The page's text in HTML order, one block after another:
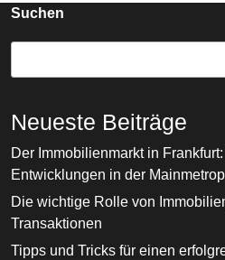
Suchen
Neueste Beiträge
Der Immobilienmarkt in
Entwicklungen in der
Die wichtige Rolle von
Transaktionen
Tipps und Tricks für einen